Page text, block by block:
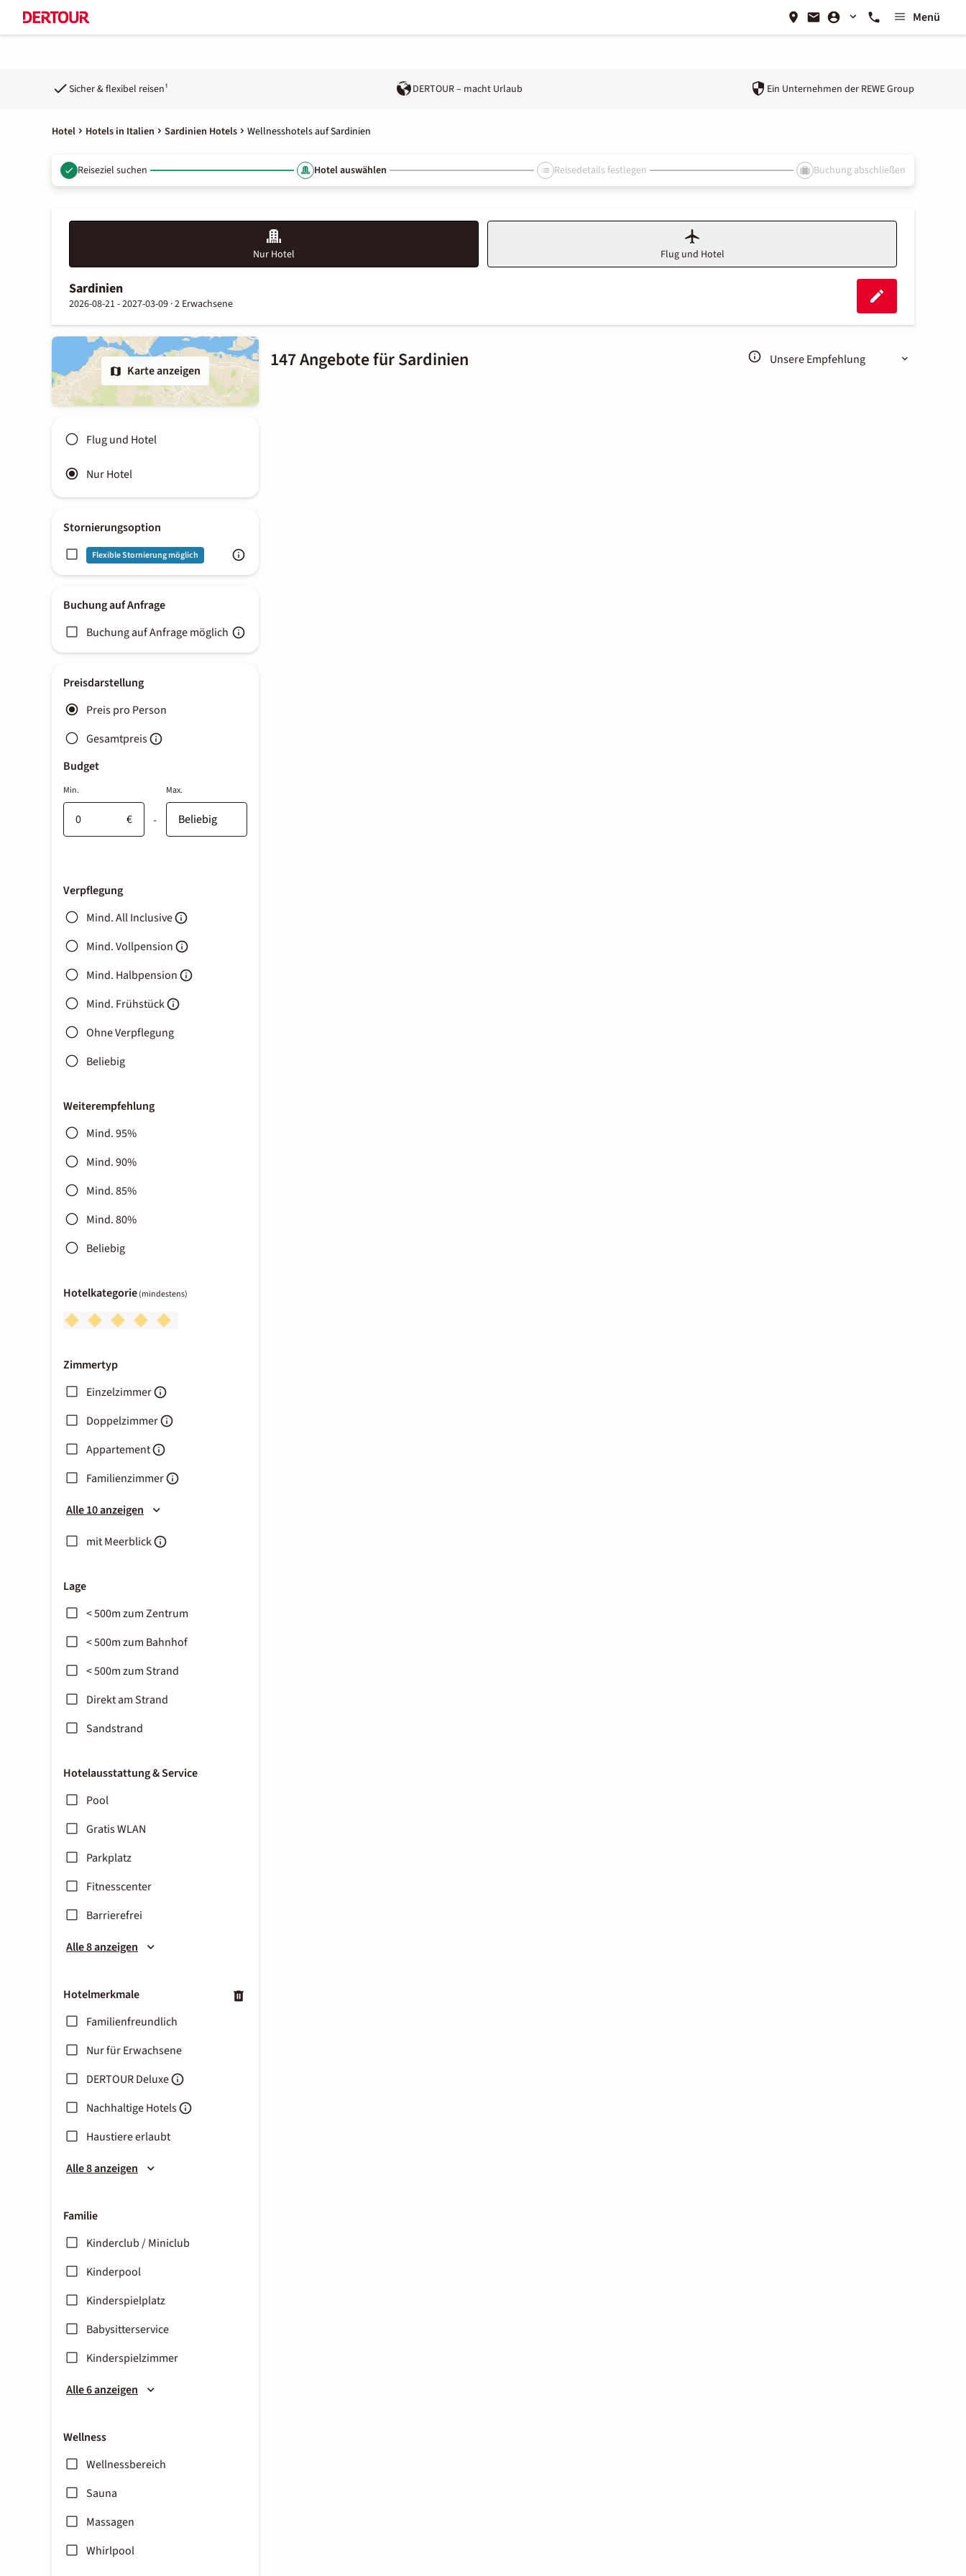
Menü
Sicher & flexibel reisen¹ DERTOUR – macht Urlaub Ein Unternehmen der REWE Group
Hotel Hotels in Italien Sardinien Hotels Wellnesshotels auf Sardinien
Reiseziel suchen Hotel auswählen Reisedetails festlegen Buchung abschließen
Nur Hotel Flug und Hotel
Sardinien
2026-08-21 - 2027-03-09 ·2 Erwachsene
Karte anzeigen
Flug und Hotel
Nur Hotel
Stornierungsoption
Flexible Stornierung möglich
Buchung auf Anfrage
Buchung auf Anfrage möglich
Preisdarstellung
Preis pro Person
Gesamtpreis
Budget
Min.
€ -
Max.
Verpflegung
Mind. All Inclusive
Mind. Vollpension
Mind. Halbpension
Mind. Frühstück
Ohne Verpflegung
Beliebig
Weiterempfehlung
Mind. 95%
Mind. 90%
Mind. 85%
Mind. 80%
Beliebig
Hotelkategorie(mindestens)
Zimmertyp
Einzelzimmer
Doppelzimmer
Appartement
Familienzimmer
Alle 10 anzeigen
mit Meerblick
Lage
< 500m zum Zentrum
< 500m zum Bahnhof
< 500m zum Strand
Direkt am Strand
Sandstrand
Hotelausstattung & Service
Pool
Gratis WLAN
Parkplatz
Fitnesscenter
Barrierefrei
Alle 8 anzeigen
Hotelmerkmale
Familienfreundlich
Nur für Erwachsene
DERTOUR Deluxe
Nachhaltige Hotels
Haustiere erlaubt
Alle 8 anzeigen
Familie
Kinderclub / Miniclub
Kinderpool
Kinderspielplatz
Babysitterservice
Kinderspielzimmer
Alle 6 anzeigen
Wellness
Wellnessbereich
Sauna
Massagen
Whirlpool
147 Angebote für Sardinien